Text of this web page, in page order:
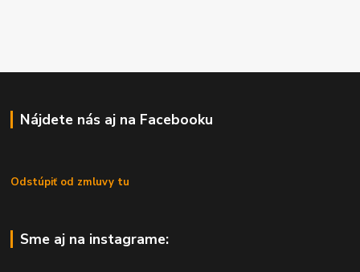
Nájdete nás aj na Facebooku
Odstúpiť od zmluvy tu
Sme aj na instagrame: